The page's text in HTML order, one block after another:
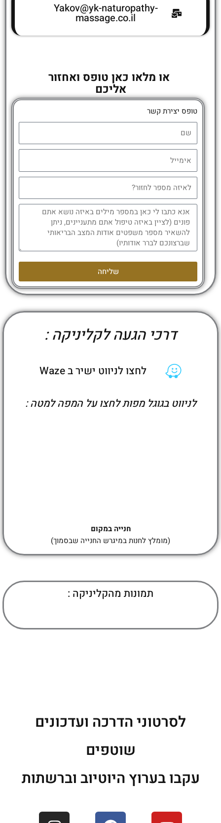
Yakov@yk-naturopathy-
massage.co.il
או מלאו כאן טופס ואחזור
אליכם
טופס יצירת קשר
שליחה
דרכי הגעה לקליניקה :
לחצו לניווט ישיר ב Waze
לניווט בגוגל מפות לחצו על המפה למטה :
חנייה במקום
(מומלץ לחנות במיגרש החנייה שבסמוך)
תמונות מהקליניקה :
לסרטוני הדרכה ועדכונים
שוטפים
עקבו בערוץ היוטיוב וברשתות
o
a
n